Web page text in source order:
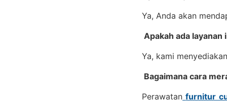
Ya, Anda akan
Apakah ada layanan
Ya, kami
Bagaimana cara
Perawatan furnitur